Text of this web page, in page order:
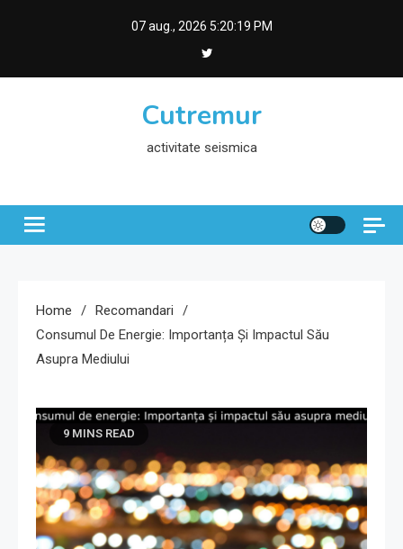
07 aug., 2026 5:20:20 PM
Cutremur
activitate seismica
Home
Recomandari
Consumul De Energie: Importanța Și Impactul Său
Asupra Mediului
9 MINS READ